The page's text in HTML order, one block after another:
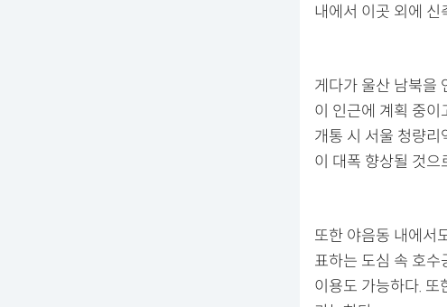
내에서 이곳 외에
게다가 울산 남북을
이 인근에 계획 중
개통 시 서울 청량
이 대폭 향상될 것으
또한 야음동 내에서
표하는 도심 속 호
이용도 가능하다.